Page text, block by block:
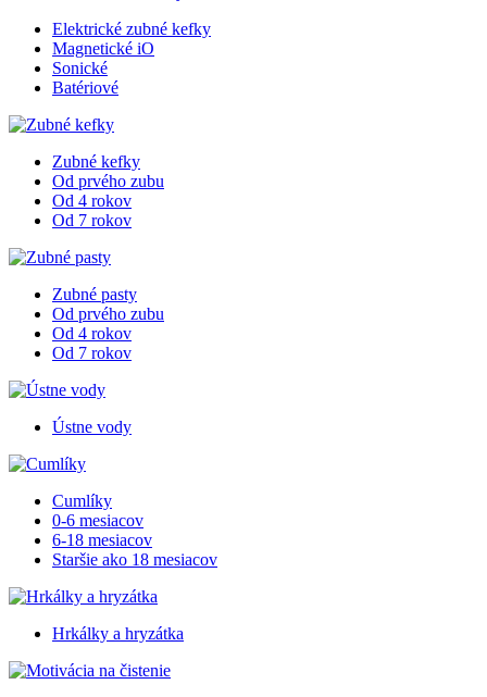
Elektrické zubné kefky
Magnetické iO
Sonické
Batériové
Zubné kefky
Od prvého zubu
Od 4 rokov
Od 7 rokov
Zubné pasty
Od prvého zubu
Od 4 rokov
Od 7 rokov
Ústne vody
Cumlíky
0-6 mesiacov
6-18 mesiacov
Staršie ako 18 mesiacov
Hrkálky a hryzátka